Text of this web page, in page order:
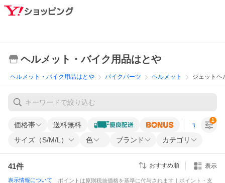
ヘルメット・バイク用品はとや
ヘルメット・バイク用品はとや バイクパーツ ヘルメット ジェットヘ
価格帯 送料無料 すべての条
サイズ（S/M/L） 色 ブランド カテゴリ
1
41件 おすすめ順 表示
表示情報について ｜ポイントは原則税抜価格を基準に付与されます｜ポイント・支